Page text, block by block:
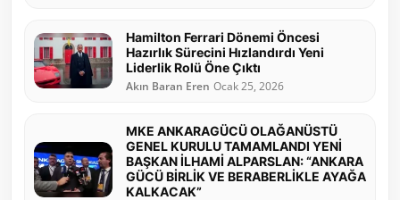
Hamilton Ferrari Dönemi Öncesi
Hazırlık Sürecini Hızlandırdı Yeni
Liderlik Rolü Öne Çıktı
Akın Baran Eren Ocak 25, 2026
MKE ANKARAGÜCÜ OLAĞANÜSTÜ
GENEL KURULU TAMAMLANDI YENİ
BAŞKAN İLHAMİ ALPARSLAN: “ANKARA
GÜCÜ BİRLİK VE BERABERLİKLE AYAĞA
KALKACAK”